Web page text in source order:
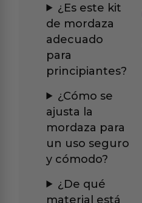
¿Es este kit
de mordaza
adecuado
para
principiantes?
¿Cómo se
ajusta la
mordaza para
un uso seguro
y cómodo?
¿De qué
material está